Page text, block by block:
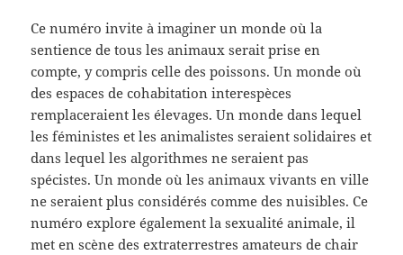
Ce numéro invite à imaginer un monde où la
sentience de tous les animaux serait prise en
compte, y compris celle des poissons. Un monde où
des espaces de cohabitation interespèces
remplaceraient les élevages. Un monde dans lequel
les féministes et les animalistes seraient solidaires et
dans lequel les algorithmes ne seraient pas
spécistes. Un monde où les animaux vivants en ville
ne seraient plus considérés comme des nuisibles. Ce
numéro explore également la sexualité animale, il
met en scène des extraterrestres amateurs de chair